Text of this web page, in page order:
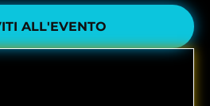
ALL'EVENTO